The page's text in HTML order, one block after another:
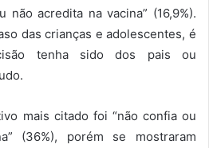
não acredita na vacina” (16,9%).
das crianças e adolescentes, é
tenha sido dos pais ou
mais citado foi “não confia ou
(36%), porém se mostraram